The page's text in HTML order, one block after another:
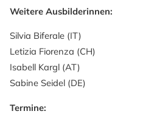
Weitere Ausbilderinnen:
Silvia Biferale (IT)
Letizia Fiorenza (CH)
Isabell Kargl (AT)
Sabine Seidel (DE)
Termine: